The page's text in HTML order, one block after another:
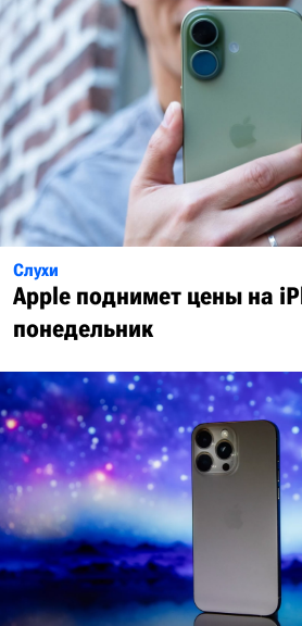
Слухи
Apple поднимет цены на
понедельник